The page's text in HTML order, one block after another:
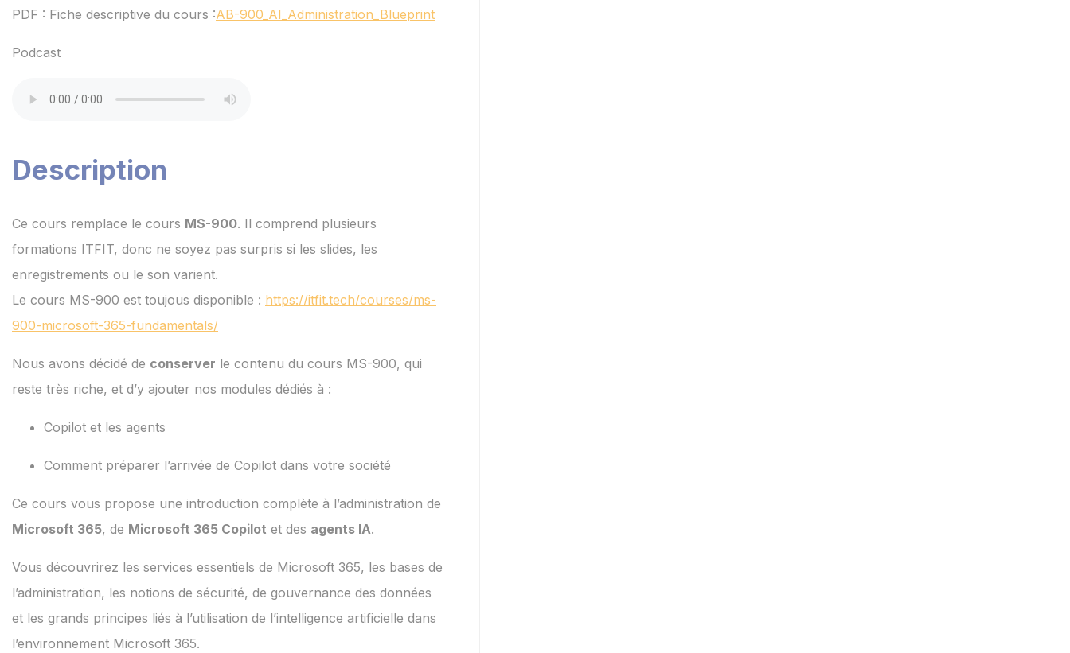
PDF : Fiche descriptive du cours :AB-900_AI_Administration_Blueprint
Podcast
Description
Ce cours remplace le cours MS-900. Il comprend plusieurs
formations ITFIT, donc ne soyez pas surpris si les slides, les
enregistrements ou le son varient.
Le cours MS-900 est toujous disponible : https://itfit.tech/courses/ms-
900-microsoft-365-fundamentals/
Nous avons décidé de conserver le contenu du cours MS-900, qui
reste très riche, et d’y ajouter nos modules dédiés à :
Copilot et les agents
Comment préparer l’arrivée de Copilot dans votre société
Ce cours vous propose une introduction complète à l’administration de
Microsoft 365, de Microsoft 365 Copilot et des agents IA.
Vous découvrirez les services essentiels de Microsoft 365, les bases de
l’administration, les notions de sécurité, de gouvernance des données
et les grands principes liés à l’utilisation de l’intelligence artificielle dans
l’environnement Microsoft 365.